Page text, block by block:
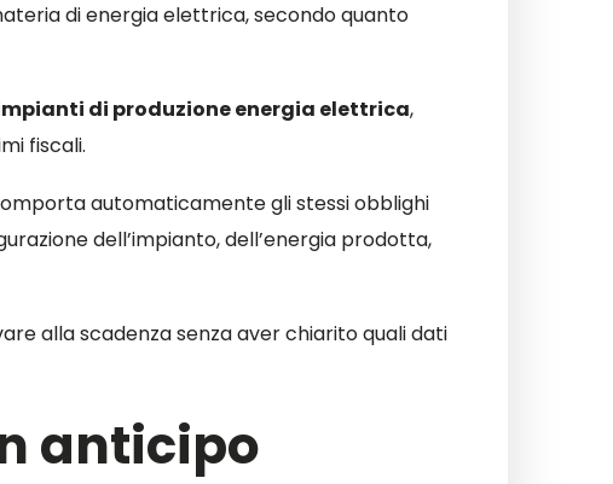
di energia elettrica, secondo quanto
di produzione energia elettrica,
fiscali.
automaticamente gli stessi obblighi
dell’impianto, dell’energia prodotta,
alla scadenza senza aver chiarito quali dati
anticipo